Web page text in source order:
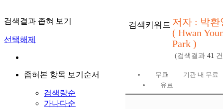
검색결과 좁혀 보기
선택해제
좁혀본 항목 보기순서
검색량순
가나다순
검색키워드 저자 : 박환
( Hwan
Park )
(검색결과 41
무료
기관 내 무료
유료